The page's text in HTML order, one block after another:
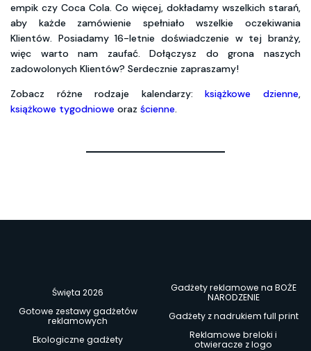
empik czy Coca Cola. Co więcej, dokładamy wszelkich starań,
aby każde zamówienie spełniało wszelkie oczekiwania
Klientów. Posiadamy 16-letnie doświadczenie w tej branży,
więc warto nam zaufać. Dołączysz do grona naszych
zadowolonych Klientów? Serdecznie zapraszamy!
Zobacz różne rodzaje kalendarzy:książkowe dzienne,
książkowe tygodniowe oraz ścienne.
Święta 2026
Gadżety reklamowe na BOŻE
NARODZENIE
Gotowe zestawy gadżetów
reklamowych
Gadżety z nadrukiem full print
Ekologiczne gadżety
Reklamowe breloki i
otwieracze z logo